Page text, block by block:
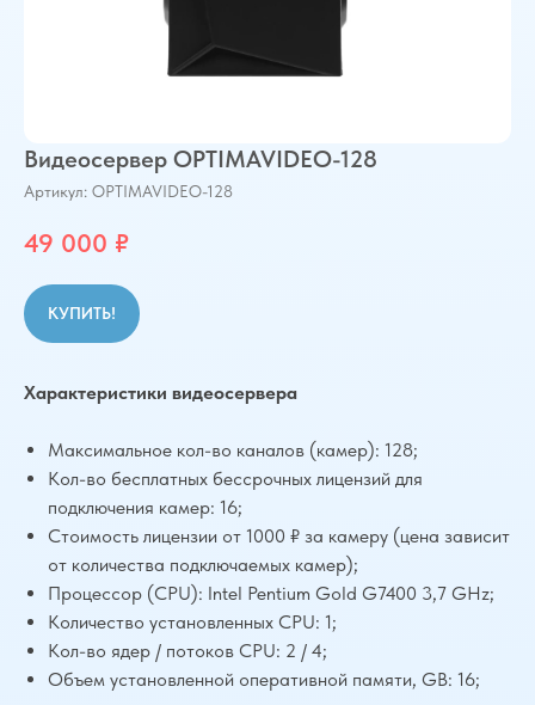
Видеосервер OPTIMAVIDEO-128
Артикул: OPTIMAVIDEO-128
49 000 ₽
КУПИТЬ!
Характеристики видеосервера
Максимальное кол-во каналов (камер): 128;
Кол-во бесплатных бессрочных лицензий для
подключения камер: 16;
Стоимость лицензии от 1000 ₽ за камеру (цена зависит
от количества подключаемых камер);
Процессор (CPU): Intel Pentium Gold G7400 3,7 GHz;
Количество установленных CPU: 1;
Кол-во ядер / потоков CPU: 2 / 4;
Объем установленной оперативной памяти, GB: 16;